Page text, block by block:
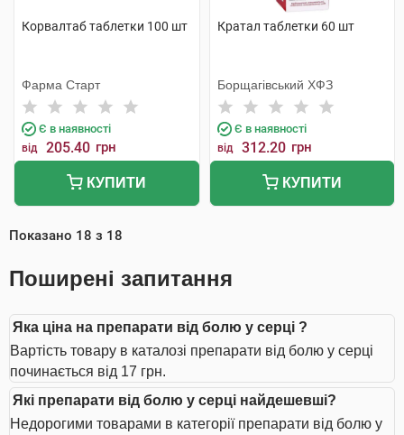
Корвалтаб таблетки 100 шт
Фарма Старт
Є в наявності
від 205.40 грн
КУПИТИ
Кратал таблетки 60 шт
Борщагівський ХФЗ
Є в наявності
від 312.20 грн
КУПИТИ
Показано 18 з 18
Поширені запитання
Яка ціна на препарати від болю у серці ?
Вартість товару в каталозі препарати від болю у серці
починається від 17 грн.
Які препарати від болю у серці найдешевші?
Недорогими товарами в категорії препарати від болю у